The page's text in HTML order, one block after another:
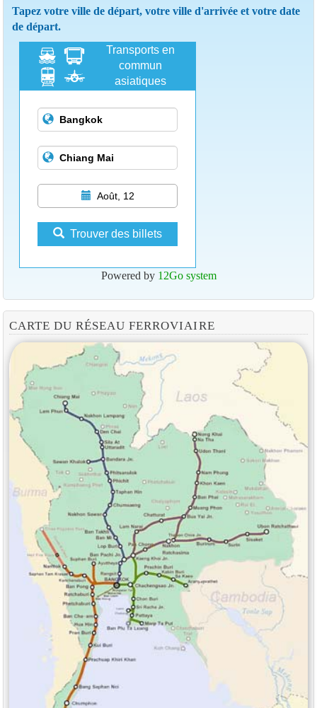
Tapez votre ville de départ, votre ville d'arrivée et votre date
de départ.
Transports en
commun
asiatiques
Août, 12
Trouver des billets
Powered by 12Go system
CARTE DU RÉSEAU FERROVIAIRE